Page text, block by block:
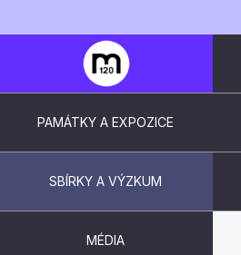
PAMÁTKY A EXPOZICE
SBÍRKY A VÝZKUM
MÉDIA